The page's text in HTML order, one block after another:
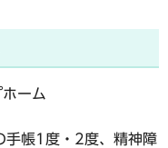
ーム
手帳1度・2度、精神障